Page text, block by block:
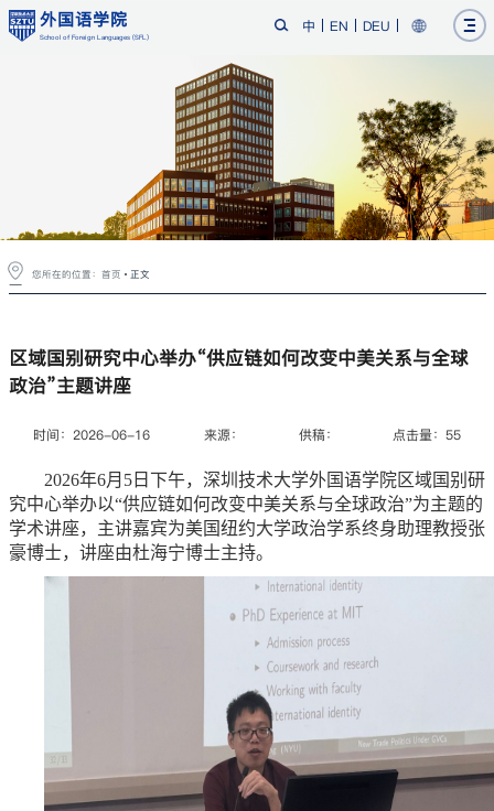
外国语学院
School of Foreign Languages (SFL)
中 EN DEU
区域国别研究中心举办“供应链如何改变中美关系与全球
政治”主题讲座
时间：2026-06-16 来源： 供稿： 点击量： 55
2026年6月5日下午，深圳技术大学外国语学院区域国别研
究中心举办以“供应链如何改变中美关系与全球政治”为主题的
学术讲座，主讲嘉宾为美国纽约大学政治学系终身助理教授张
豪博士，讲座由杜海宁博士主持。